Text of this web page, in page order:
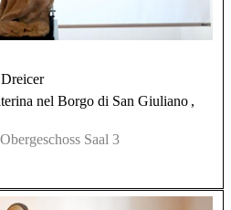
nel Borgo di San Giuliano ,
Saal 3